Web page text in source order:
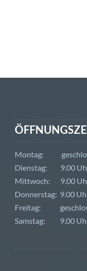
Montag:
Dienstag: 9.00 Uhr
Mittwoch: 9.00
Donnerstag: 9.00
Freitag:
Samstag: 9.00 Uhr